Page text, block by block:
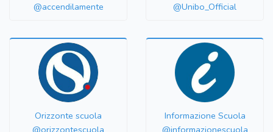
@accendilamente
@Unibo_Official
Orizzonte scuola
Informazione Scuola